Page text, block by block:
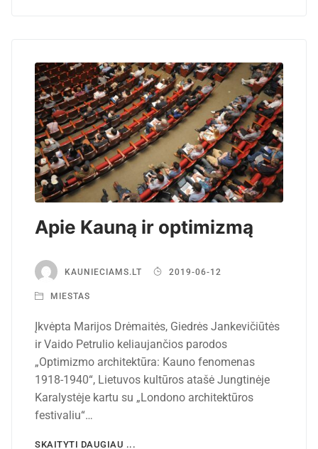
Apie Kauną ir optimizmą
KAUNIECIAMS.LT 2019-06-12
MIESTAS
Įkvėpta Marijos Drėmaitės, Giedrės Jankevičiūtės
ir Vaido Petrulio keliaujančios parodos
„Optimizmo architektūra: Kauno fenomenas
1918-1940“, Lietuvos kultūros atašė Jungtinėje
Karalystėje kartu su „Londono architektūros
festivaliu“…
SKAITYTI DAUGIAU ...